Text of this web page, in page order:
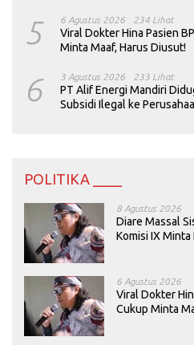
5 6 Agustus 2026 234 Lihat
Viral Dokter Hina Pasien
Minta Maaf, Harus Diusut!
6 3 Agustus 2026 233 Lihat
PT Alif Energi Mandiri
Subsidi Ilegal ke
POLITIKA ____
8 Agustus 2026
Diare Massal
Komisi IX Minta
6 Agustus 2026
Viral Dokter
Cukup Minta